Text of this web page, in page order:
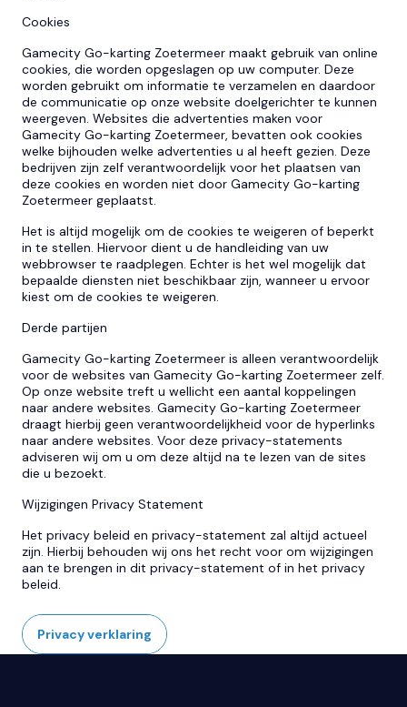
Cookies
Gamecity Go-karting Zoetermeer maakt gebruik van online
cookies, die worden opgeslagen op uw computer. Deze
worden gebruikt om informatie te verzamelen en daardoor
de communicatie op onze website doelgerichter te kunnen
weergeven. Websites die advertenties maken voor
Gamecity Go-karting Zoetermeer, bevatten ook cookies
welke bijhouden welke advertenties u al heeft gezien. Deze
bedrijven zijn zelf verantwoordelijk voor het plaatsen van
deze cookies en worden niet door Gamecity Go-karting
Zoetermeer geplaatst.
Het is altijd mogelijk om de cookies te weigeren of beperkt
in te stellen. Hiervoor dient u de handleiding van uw
webbrowser te raadplegen. Echter is het wel mogelijk dat
bepaalde diensten niet beschikbaar zijn, wanneer u ervoor
kiest om de cookies te weigeren.
Derde partijen
Gamecity Go-karting Zoetermeer is alleen verantwoordelijk
voor de websites van Gamecity Go-karting Zoetermeer zelf.
Op onze website treft u wellicht een aantal koppelingen
naar andere websites. Gamecity Go-karting Zoetermeer
draagt hierbij geen verantwoordelijkheid voor de hyperlinks
naar andere websites. Voor deze privacy-statements
adviseren wij om u om deze altijd na te lezen van de sites
die u bezoekt.
Wijzigingen Privacy Statement
Het privacy beleid en privacy-statement zal altijd actueel
zijn. Hierbij behouden wij ons het recht voor om wijzigingen
aan te brengen in dit privacy-statement of in het privacy
beleid.
Privacy verklaring